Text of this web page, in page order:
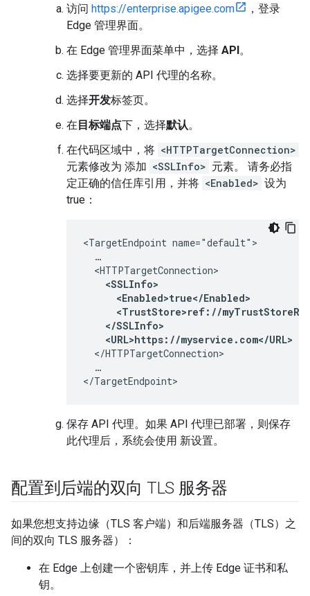
访问 https://enterprise.apigee.com
，登录
Edge 管理界面。
在 Edge 管理界面菜单中，选择 API。
选择要更新的 API 代理的名称。
选择开发标签页。
在目标端点下，选择默认。
在代码区域中，将 <HTTPTargetConnection>
元素修改为 添加 <SSLInfo> 元素。 请务必指
定正确的信任库引用，并将 <Enabled> 设为
true：
<TargetEndpoint name="default">
  …
  <HTTPTargetConnection>
<SSLInfo>
      <Enabled>true</Enabled>
<TrustStore>ref://
    </SSLInfo>
    <URL>https://myservice.com</URL>
  </HTTPTargetConnection>
  …
</TargetEndpoint>
保存 API 代理。如果 API 代理已部署，则保存
此代理后，系统会使用 新设置。
配置到后端的双向 TLS 服务器
如果您想支持边缘（TLS 客户端）和后端服务器（TLS）之
间的双向 TLS 服务器）：
在 Edge 上创建一个密钥库，并上传 Edge 证书和私
钥。